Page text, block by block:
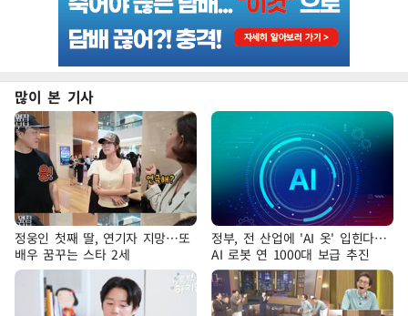
많이 본 기사
정웅인 첫째 딸, 연기자 지망…또
배우 꿈꾸는 스타 2세
정부, 전 산업에 'AI 옷' 입힌다…
AI 로봇 연 1000대 보급 추진